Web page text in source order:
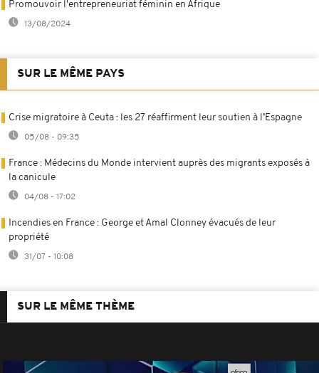
Promouvoir l'entrepreneuriat féminin en Afrique
13/08/2024
SUR LE MÊME PAYS
Crise migratoire à Ceuta : les 27 réaffirment leur soutien à l’Espagne
05/08 - 09:35
France : Médecins du Monde intervient auprès des migrants exposés à
la canicule
04/08 - 17:02
Incendies en France : George et Amal Clonney évacués de leur
propriété
31/07 - 10:08
SUR LE MÊME THÈME